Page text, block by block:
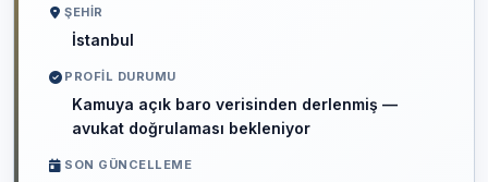
ŞEHIR
İstanbul
PROFIL DURUMU
Kamuya açık baro verisinden derlenmiş —
avukat doğrulaması bekleniyor
SON GÜNCELLEME